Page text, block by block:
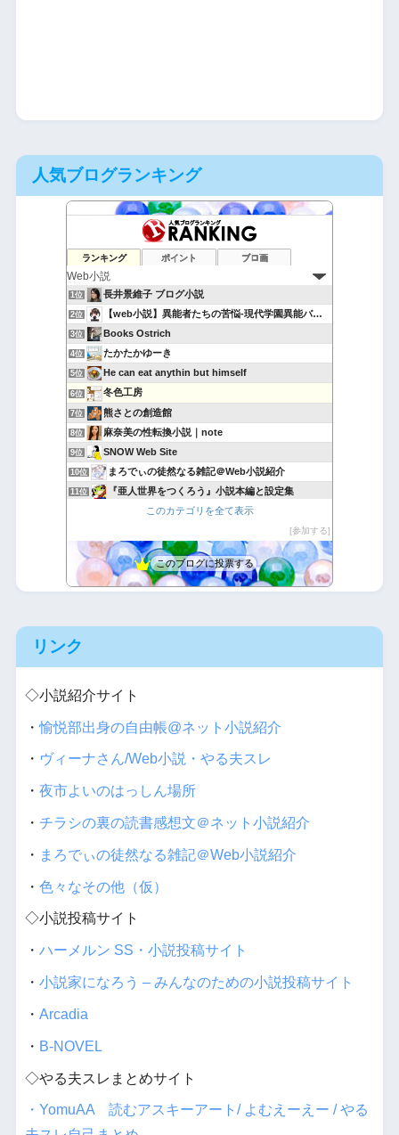
人気ブログランキング
ランキング ポイント ブロ画
1位 長井景維子 ブログ小説
2位 【web小説】異能者たちの苦悩-現代学園異能バトル-
3位 Books Ostrich
4位 たかたかゆーき
5位 He can eat anythin but himself
6位 冬色工房
7位 熊さとの創造館
8位 麻奈美の性転換小説｜note
9位 SNOW Web Site
10位 まろでぃの徒然なる雑記＠Web小説紹介
11位 『亜人世界をつくろう』小説本編と設定集
バナジウム喫茶だより
フォレストピア創造記 ラムリーザ・サーガ
14位 ボロ家で執筆
15位 聖女ミスリア巡礼紀行
このカテゴリを全て表示
参加する
このブログに投票する
リンク
◇小説紹介サイト
・愉悦部出身の自由帳@ネット小説紹介
・ ヴィーナさん/Web小説・やる夫スレ
・ 夜市よいのはっしん場所
・ チラシの裏の読書感想文＠ネット小説紹介
・ まろでぃの徒然なる雑記＠Web小説紹介
・ 色々なその他（仮）
◇小説投稿サイト
・ ハーメルン SS・小説投稿サイト
・ 小説家になろう – みんなのための小説投稿サイト
・ Arcadia
・ B-NOVEL
◇やる夫スレまとめサイト
・YomuAA 読むアスキーアート/ よむえーえー / やる